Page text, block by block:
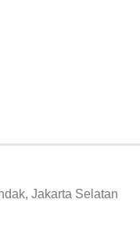
Jakarta Selatan